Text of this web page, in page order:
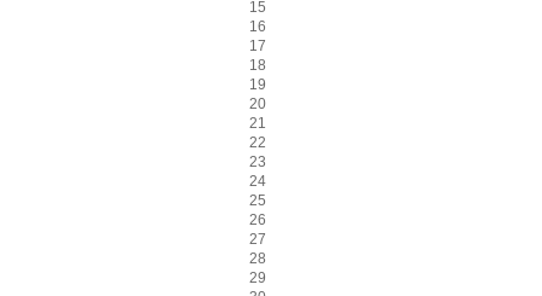
15
16
17
18
19
20
21
22
23
24
25
26
27
28
29